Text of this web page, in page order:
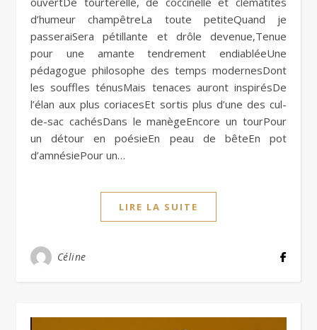
d’humeur champêtreLa toute petiteQuand je
passeraiSera pétillante et drôle devenue,Tenue
pour une amante tendrement endiabléeUne
pédagogue philosophe des temps modernesDont
les souffles ténusMais tenaces auront inspirésDe
l’élan aux plus coriacesEt sortis plus d’une des cul-
de-sac cachésDans le manègeEncore un tourPour
un détour en poésieEn peau de bêteEn pot
d’amnésiePour un…
LIRE LA SUITE
Céline